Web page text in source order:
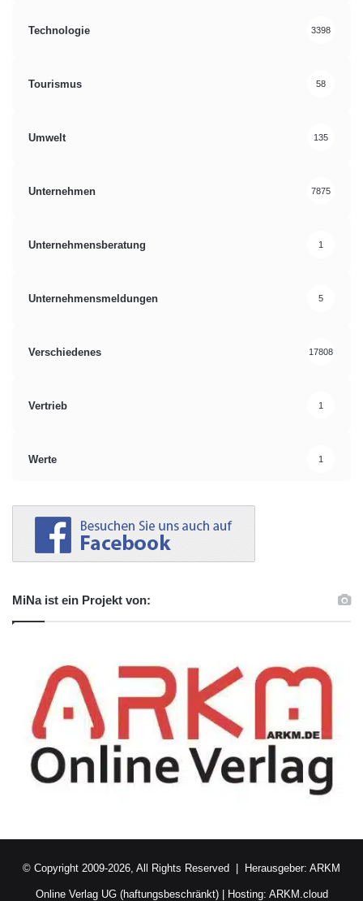
Technologie 3398
Tourismus 58
Umwelt 135
Unternehmen 7875
Unternehmensberatung 1
Unternehmensmeldungen 5
Verschiedenes 17808
Vertrieb 1
Werte 1
MiNa ist ein Projekt von:
© Copyright 2009-2026, All Rights Reserved | Herausgeber: ARKM
Online Verlag UG (haftungsbeschränkt)| Hosting: ARKM.cloud